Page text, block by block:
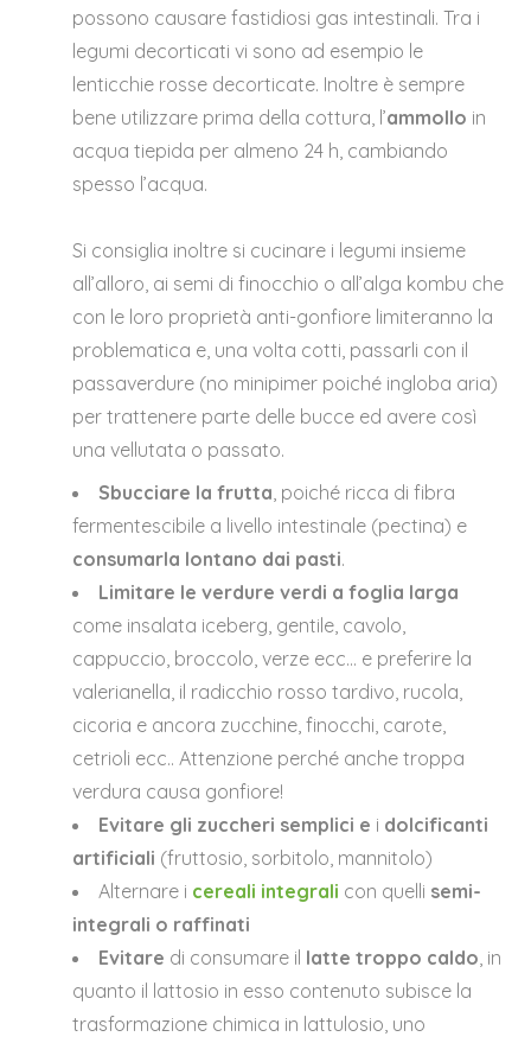
possono causare fastidiosi gas intestinali. Tra i
legumi decorticati vi sono ad esempio le
lenticchie rosse decorticate. Inoltre è sempre
bene utilizzare prima della cottura, l’ammollo in
acqua tiepida per almeno 24 h, cambiando
spesso l’acqua.
Si consiglia inoltre si cucinare i legumi insieme
all’alloro, ai semi di finocchio o all’alga kombu che
con le loro proprietà anti-gonfiore limiteranno la
problematica e, una volta cotti, passarli con il
passaverdure (no minipimer poiché ingloba aria)
per trattenere parte delle bucce ed avere così
una vellutata o passato.
Sbucciare la frutta , poiché ricca di fibra
fermentescibile a livello intestinale (pectina) e
consumarla lontano dai pasti.
Limitare le verdure verdi a foglia larga
come insalata iceberg, gentile, cavolo,
cappuccio, broccolo, verze ecc… e preferire la
valerianella, il radicchio rosso tardivo, rucola,
cicoria e ancora zucchine, finocchi, carote,
cetrioli ecc.. Attenzione perché anche troppa
verdura causa gonfiore!
Evitare gli zuccheri semplici e i dolcificanti
artificiali (fruttosio, sorbitolo, mannitolo)
Alternare i cereali integrali con quelli semi-
integrali o raffinati
Evitare di consumare il latte troppo caldo , in
quanto il lattosio in esso contenuto subisce la
trasformazione chimica in lattulosio, uno